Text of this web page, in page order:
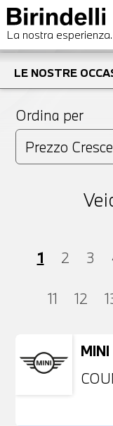
La nostra
LE NOSTRE
Ordina per
1 2 3
11 12
MINI